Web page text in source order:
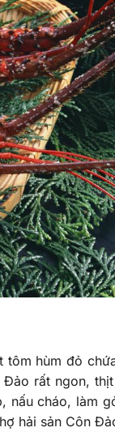
tôm hùm đỏ
rất ngon,
nấu cháo, làm
hải sản Côn